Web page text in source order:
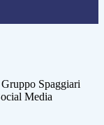
Spaggiari
Media